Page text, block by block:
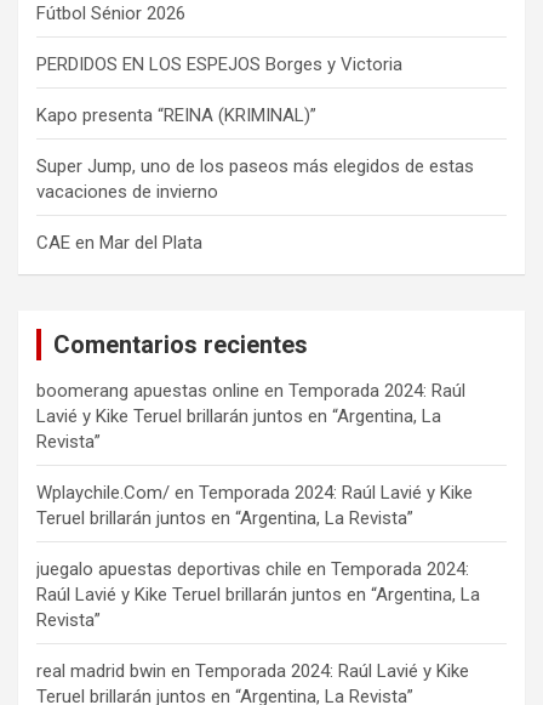
Fútbol Sénior 2026
PERDIDOS EN LOS ESPEJOS Borges y Victoria
Kapo presenta “REINA (KRIMINAL)”
Super Jump, uno de los paseos más elegidos de estas
vacaciones de invierno
CAE en Mar del Plata
Comentarios recientes
boomerang apuestas online en Temporada 2024: Raúl
Lavié y Kike Teruel brillarán juntos en “Argentina, La
Revista”
Wplaychile.Com/ en Temporada 2024: Raúl Lavié y Kike
Teruel brillarán juntos en “Argentina, La Revista”
juegalo apuestas deportivas chile en Temporada 2024:
Raúl Lavié y Kike Teruel brillarán juntos en “Argentina, La
Revista”
real madrid bwin en Temporada 2024: Raúl Lavié y Kike
Teruel brillarán juntos en “Argentina, La Revista”